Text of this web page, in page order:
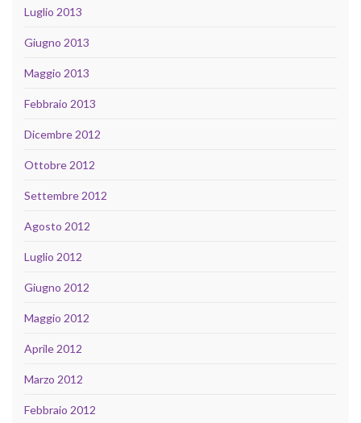
Luglio 2013
Giugno 2013
Maggio 2013
Febbraio 2013
Dicembre 2012
Ottobre 2012
Settembre 2012
Agosto 2012
Luglio 2012
Giugno 2012
Maggio 2012
Aprile 2012
Marzo 2012
Febbraio 2012